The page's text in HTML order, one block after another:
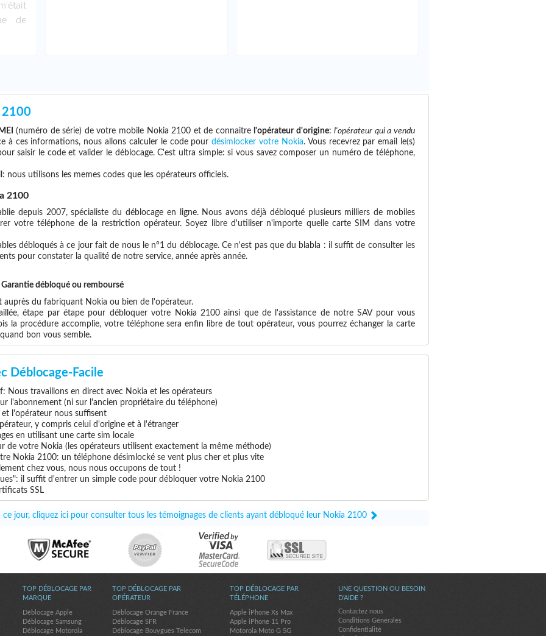
de
2100
(numéro de série) de votre mobile Nokia 2100 et de connaitre l'opérateur d'origine:l'opérateur qui a vendu
à ces informations, nous allons calculer le code pourdésimlocker votre Nokia. Vous recevrez par email le(s)
saisir le code et valider le déblocage. C'est ultra simple: si vous savez composer un numéro de téléphone,
nous utilisons les memes codes que les opérateurs officiels.
2100
depuis 2007, spécialiste du déblocage en ligne. Nous avons déjà débloqué plusieurs milliers de mobiles
votre téléphone de la restriction opérateur. Soyez libre d'utiliser n'importe quelle carte SIM dans votre
débloqués à ce jour fait de nous le n°1 du déblocage. Ce n'est pas que du blabla : il suffit de consulter les
pour constater la qualité de notre service, année après année.
débloqué ou remboursé
du fabriquant Nokia ou bien de l'opérateur.
étape par étape pour débloquer votre Nokia 2100 ainsi que de l'assistance de notre SAV pour vous
la procédure accomplie, votre téléphone sera enfin libre de tout opérateur, vous pourrez échanger la carte
bon vous semble.
Déblocage-Facile
Nous travaillons en direct avec Nokia et les opérateurs
l'abonnement (ni sur l'ancien propriétaire du téléphone)
et l'opérateur nous suffisent
y compris celui d'origine et à l'étranger
en utilisant une carte sim locale
de votre Nokia (les opérateurs utilisent exactement la même méthode)
Nokia 2100: un téléphone désimlocké se vent plus cher et plus vite
chez vous, nous nous occupons de tout !
il suffit d'entrer un simple code pour débloquer votre Nokia 2100
SSL
ce jour, cliquez ici pour consulter tous les témoignages de clients ayant débloqué leur Nokia 2100
UNE QUESTION OU BESOIN
D'AIDE ?
Contactez nous
Conditions Générales
Confidentialité
TOP DÉBLOCAGE PAR
MARQUE
Déblocage Apple
Déblocage Samsung
Déblocage Motorola
TOP DÉBLOCAGE PAR
OPÉRATEUR
Déblocage Orange France
Déblocage SFR
Déblocage Bouygues Telecom
TOP DÉBLOCAGE PAR
TÉLÉPHONE
Apple iPhone Xs Max
Apple iPhone 11 Pro
Motorola Moto G 5G